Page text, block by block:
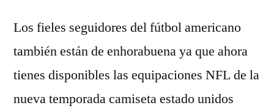
Los fieles seguidores del fútbol americano
también están de enhorabuena ya que ahora
tienes disponibles las equipaciones NFL de la
nueva temporada camiseta estado unidos